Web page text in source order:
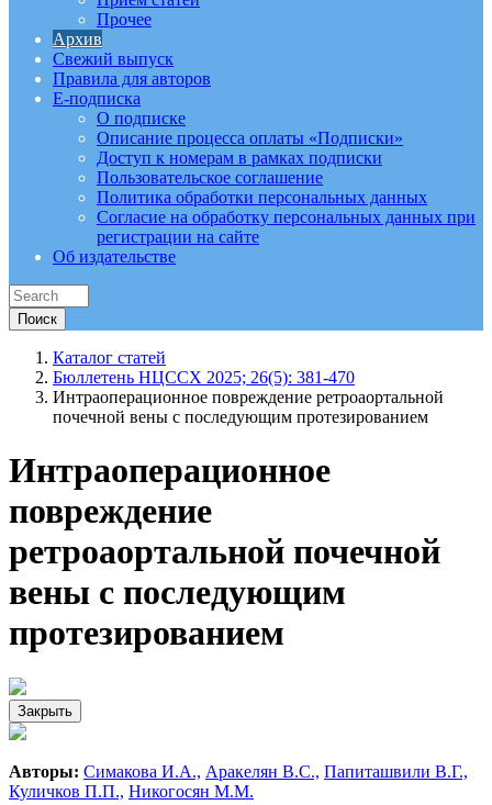
Прочее
Архив
Свежий выпуск
Правила для авторов
E-подписка
О подписке
Описание процесса оплаты «Подписки»
Доступ к номерам в рамках подписки
Пользовательское соглашение
Политика обработки персональных данных
Согласие на обработку персональных данных при
регистрации на сайте
Об издательстве
Каталог статей
Бюллетень НЦССХ 2025; 26(5): 381-470
Интраоперационное повреждение ретроаортальной
почечной вены с последующим протезированием
Интраоперационное
повреждение
ретроаортальной почечной
вены с последующим
протезированием
Закрыть
Авторы: Симакова И.А., Аракелян В.С., Папиташвили В.Г.,
Куличков П.П., Никогосян М.М.